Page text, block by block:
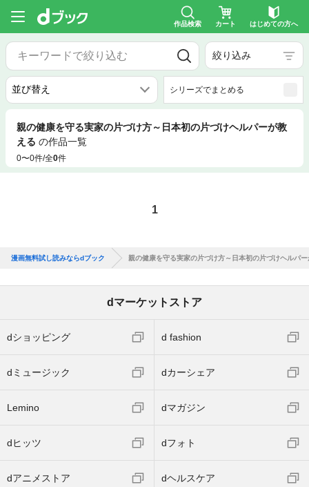
作品検索 カート はじめての方へ
絞り込み
シリーズでまとめる
親の健康を守る実家の片づけ方～日本初の片づけヘルパーが教
える の作品一覧
0〜0件/全0件
1
漫画無料試し読みならdブック 親の健康を守る実家の片づけ方～日本初の片づけヘルパ
dマーケットストア
dショッピング d fashion
dミュージック dカーシェア
Lemino dマガジン
dヒッツ dフォト
dアニメストア dヘルスケア